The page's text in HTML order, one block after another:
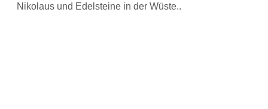
Nikolaus und Edelsteine in der Wüste..